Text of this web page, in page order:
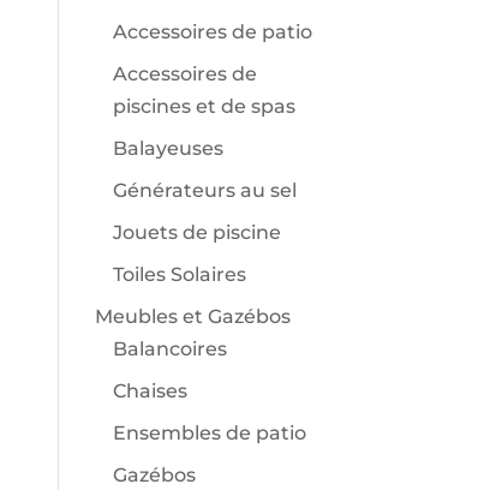
Accessoires de patio
Accessoires de
piscines et de spas
Balayeuses
Générateurs au sel
Jouets de piscine
Toiles Solaires
Meubles et Gazébos
Balancoires
Chaises
Ensembles de patio
Gazébos